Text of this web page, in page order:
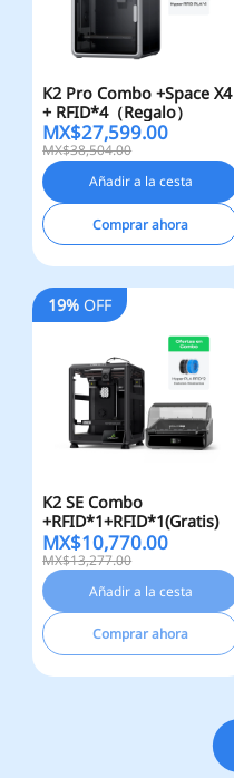
K2 Pro Combo +Space X4
+ RFID*4（Regalo）
MX$27,599.00
MX$38,504.00
Añadir a la cesta
Comprar ahora
19% OFF
K2 SE Combo
+RFID*1+RFID*1(Gratis)
MX$10,770.00
MX$13,277.00
Añadir a la cesta
Comprar ahora